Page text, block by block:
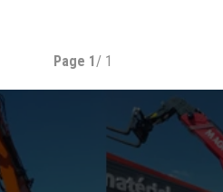
Page 1/ 1